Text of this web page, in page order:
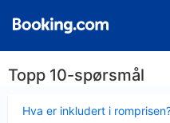
Topp 10-spørsmål
Hva er inkludert i
mindre